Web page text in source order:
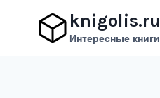
содержимому
knigolis.ru
Интересные книги